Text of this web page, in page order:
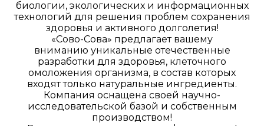
биологии, экологических и информационных
технологий для решения проблем сохранения
здоровья и активного долголетия!
«Сово-Сова» предлагает вашему
вниманию уникальные отечественные
разработки для здоровья, клеточного
омоложения организма, в состав которых
входят только натуральные ингредиенты.
Компания оснащена своей научно-
исследовательской базой и собственным
производством!